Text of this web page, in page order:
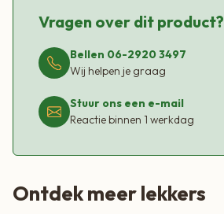
Vragen over dit product?
Bellen 06-2920 3497
Wij helpen je graag
Stuur ons een e-mail
Reactie binnen 1 werkdag
Ontdek meer lekkers